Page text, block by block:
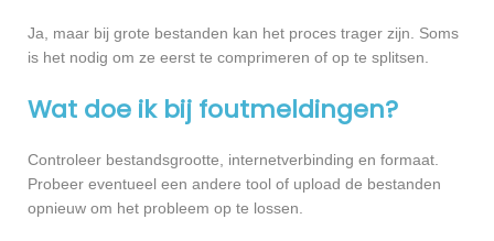
Ja, maar bij grote bestanden kan het proces trager zijn. Soms
is het nodig om ze eerst te comprimeren of op te splitsen.
Wat doe ik bij foutmeldingen?
Controleer bestandsgrootte, internetverbinding en formaat.
Probeer eventueel een andere tool of upload de bestanden
opnieuw om het probleem op te lossen.